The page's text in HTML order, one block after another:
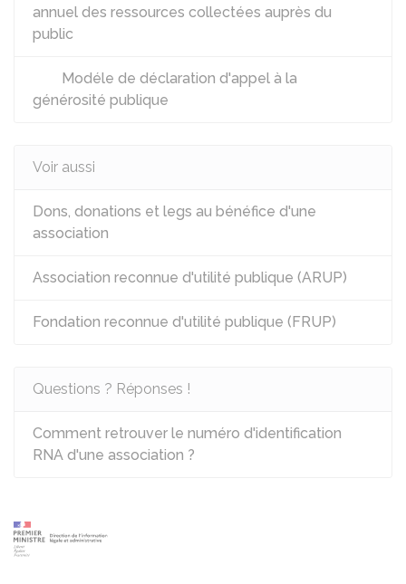
annuel des ressources collectées auprès du
public
Modéle de déclaration d'appel à la
générosité publique
Voir aussi
Dons, donations et legs au bénéfice d'une
association
Association reconnue d'utilité publique (ARUP)
Fondation reconnue d'utilité publique (FRUP)
Questions ? Réponses !
Comment retrouver le numéro d'identification
RNA d'une association ?